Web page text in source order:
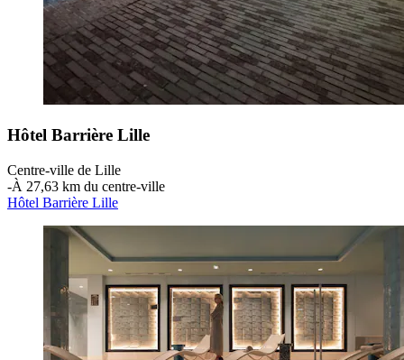
Hôtel Barrière Lille
Centre-ville de Lille
‐À 27,63 km du centre-ville
Hôtel Barrière Lille